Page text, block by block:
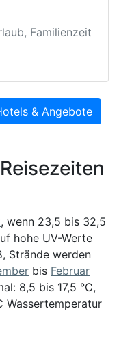
Familienzeit
& Angebote
, wenn 23,5 bis 32,5
hohe UV-Werte
Strände werden
bis Februar
8,5 bis 17,5 °C,
Wassertemperatur